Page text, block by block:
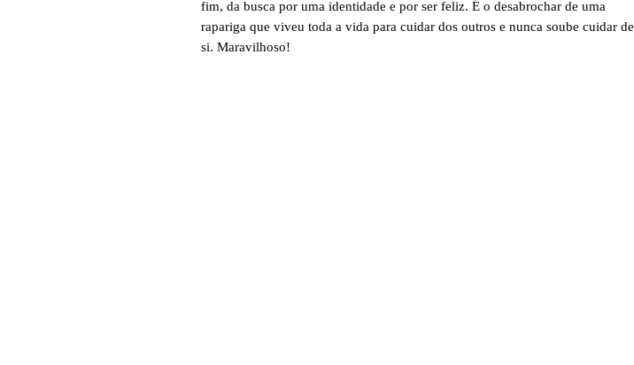
fim, da busca por uma identidade e por ser feliz. É o desabrochar de uma
rapariga que viveu toda a vida para cuidar dos outros e nunca soube cuidar de
si. Maravilhoso!